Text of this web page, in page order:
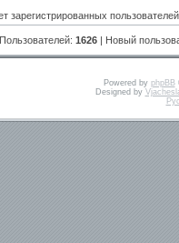
зарегистрированных пользователей
1626 | Новый
Powered by phpBB
Designed by